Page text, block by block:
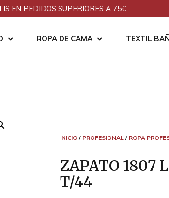
EN PEDIDOS SUPERIORES A 75€
ROPA DE CAMA TEXTIL
INICIO / PROFESIONAL/ ROPA
ZAPATO 1807
T/44